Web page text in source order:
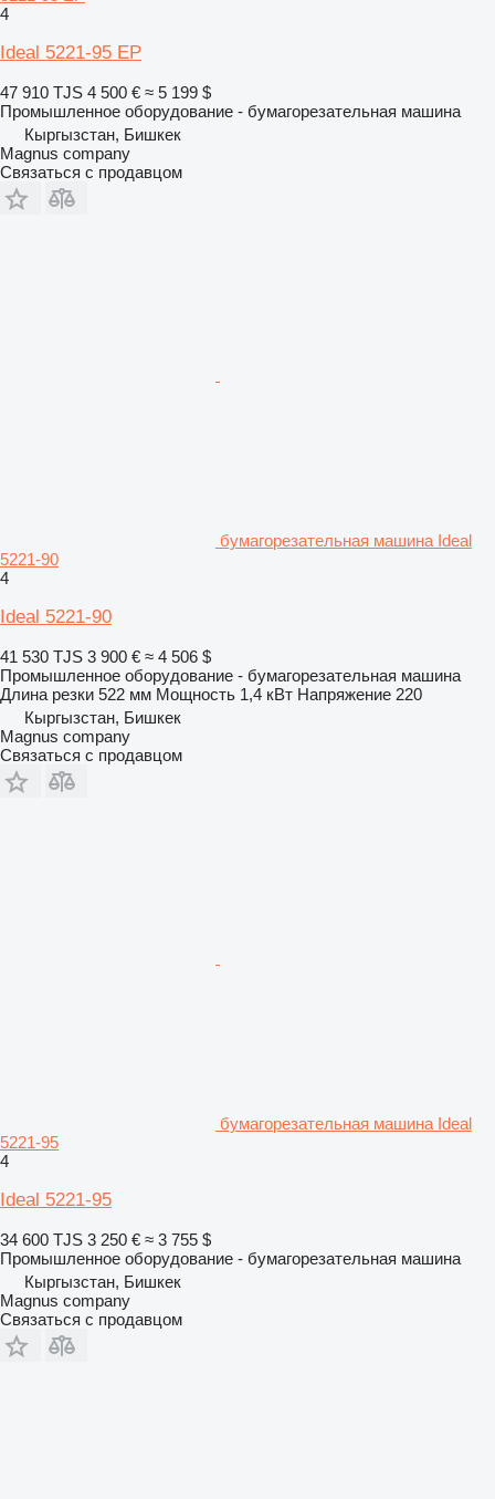
4
Ideal 5221-95 EP
47 910 TJS 4 500 € ≈ 5 199 $
Промышленное оборудование - бумагорезательная машина
Кыргызстан, Бишкек
Magnus company
Связаться с продавцом
бумагорезательная машина Ideal
5221-90
4
Ideal 5221-90
41 530 TJS 3 900 € ≈ 4 506 $
Промышленное оборудование - бумагорезательная машина
Длина резки 522 мм Мощность 1,4 кВт Напряжение 220
Кыргызстан, Бишкек
Magnus company
Связаться с продавцом
бумагорезательная машина Ideal
5221-95
4
Ideal 5221-95
34 600 TJS 3 250 € ≈ 3 755 $
Промышленное оборудование - бумагорезательная машина
Кыргызстан, Бишкек
Magnus company
Связаться с продавцом